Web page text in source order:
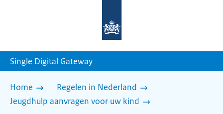
homepage
Single Digital Gateway
Home
Regelen in Nederland
Jeugdhulp aanvragen voor uw kind